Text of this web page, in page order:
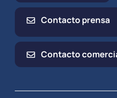
Contacto prensa
Contacto